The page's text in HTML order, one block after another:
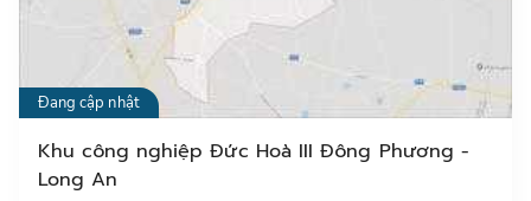
Đang cập nhật
Khu công nghiệp Đức Hoà III Đông Phương -
Long An